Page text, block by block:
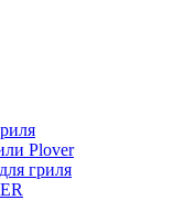
Plover
гриля